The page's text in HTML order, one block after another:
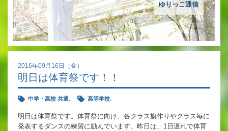
ゆりっこ通信
2016年09月16日（金）
明日は体育祭です！！
中学・高校 共通. 高等学校.
明日は体育祭です。体育祭に向け、各クラス旗作りやクラス毎に
発表するダンスの練習に励んでいます。昨日は、1日遅れで体育
沿革
アカデミックリサーチコース
充実のフォローアップ体制